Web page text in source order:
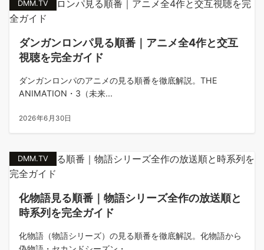
DMM.TV
ダンガンロンパ見る順番｜アニメ全4作と交互
視聴を完全ガイド
ダンガンロンパのアニメの見る順番を徹底解説。THE
ANIMATION・3（未来...
2026年6月30日
DMM.TV
化物語見る順番｜物語シリーズ全作の放送順と
時系列を完全ガイド
化物語（物語シリーズ）の見る順番を徹底解説。化物語から